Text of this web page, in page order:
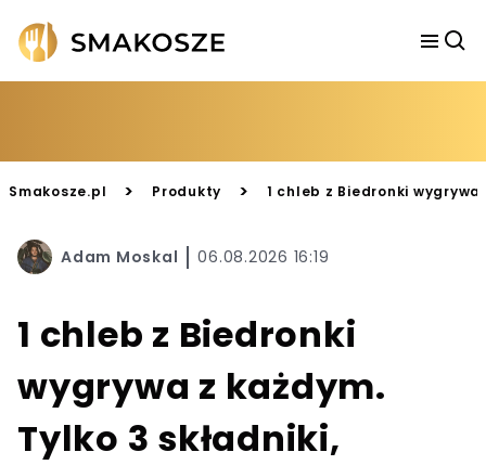
Smakosze.pl > Produkty > 1 chleb z Biedronki
Adam Moskal 06.08.2026 16:19
1 chleb z Biedronki
wygrywa z każdym.
Tylko 3 składniki,